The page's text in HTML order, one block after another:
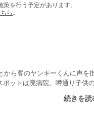
を行う予定があります。
ちら 。
から客のヤンキーくんに声を
ットは廃病院。噂通り子供